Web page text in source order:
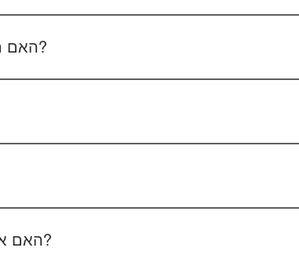
האם המערכת תומכת בשליטה מההגה?
האם אפשר להזמין התקנה בבית הלקוח?